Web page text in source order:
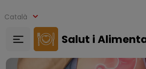
Català
Salut i